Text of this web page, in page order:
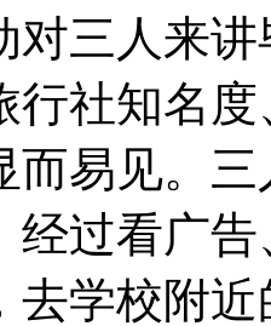
对三人来
行社知名
而易见。
经过看广
去学校附